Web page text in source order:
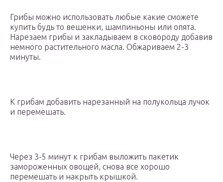
Грибы можно использовать любые какие сможете
купить будь то вешенки, шампиньоны или опята.
Нарезаем грибы и закладываем в сковороду добавив
немного растительного масла. Обжариваем 2-3
минуты.
К грибам добавить нарезанный на полукольца лучок
и перемешать.
Через 3-5 минут к грибам выложить пакетик
замороженных овощей, снова все хорошо
перемешать и накрыть крышкой.